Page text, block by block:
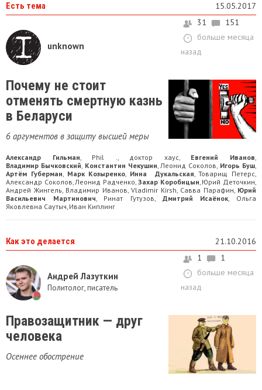
Есть тема 15.05.2017
unknown
31
151
больше месяца
назад
Почему не стоит
отменять смертную казнь
в Беларуси
6 аргументов в защиту высшей меры
Александр Гильман Phil . доктор хаус, Евгений Иванов
Владимир Бычковский Константин Чекушин Леонид Соколов Игорь Буш
Артём Губерман Марк Козыренко Инна Дукальская ,Товарищ Петерс
Александр Соколов Леонид Радченко Захар Коробицын Юрий Деточкин
Андрей Жингель Владимир Иванов Vladimir Kirsh Савва Парафин Юрий
Васильевич Мартинович
Ринат Гутузов Дмитрий Исаёнок
Ольга
Яковлевна Саутыч Иван Киплинг
Как это делается 21.10.2016
Андрей Лазуткин
Политолог, писатель
1
1
больше месяца
назад
Правозащитник — друг
человека
Осеннее обострение